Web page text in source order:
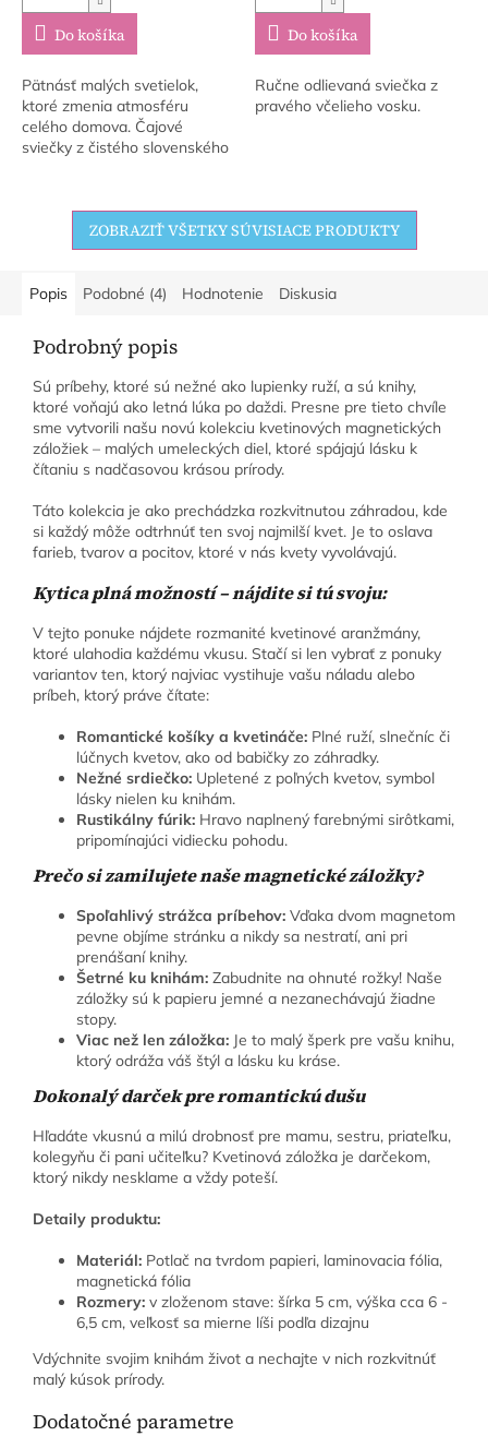
Do košíka
Pätnásť malých svetielok,
ktoré zmenia atmosféru
celého domova. Čajové
sviečky z čistého slovenského
plastu, bez kompromisov....
Do košíka
Ručne odlievaná sviečka z
pravého včelieho vosku.
ZOBRAZIŤ VŠETKY SÚVISIACE PRODUKTY
Popis Podobné (4) Hodnotenie Diskusia
Podrobný popis
Sú príbehy, ktoré sú nežné ako lupienky ruží, a sú knihy,
ktoré voňajú ako letná lúka po daždi. Presne pre tieto chvíle
sme vytvorili našu novú kolekciu kvetinových magnetických
záložiek – malých umeleckých diel, ktoré spájajú lásku k
čítaniu s nadčasovou krásou prírody.
Táto kolekcia je ako prechádzka rozkvitnutou záhradou, kde
si každý môže odtrhnúť ten svoj najmilší kvet. Je to oslava
farieb, tvarov a pocitov, ktoré v nás kvety vyvolávajú.
Kytica plná možností – nájdite si tú svoju:
V tejto ponuke nájdete rozmanité kvetinové aranžmány,
ktoré ulahodia každému vkusu. Stačí si len vybrať z ponuky
variantov ten, ktorý najviac vystihuje vašu náladu alebo
príbeh, ktorý práve čítate:
Romantické košíky a kvetináče: Plné ruží, slnečníc či
lúčnych kvetov, ako od babičky zo záhradky.
Nežné srdiečko: Upletené z poľných kvetov, symbol
lásky nielen ku knihám.
Rustikálny fúrik: Hravo naplnený farebnými sirôtkami,
pripomínajúci vidiecku pohodu.
Prečo si zamilujete naše magnetické záložky?
Spoľahlivý strážca príbehov: Vďaka dvom magnetom
pevne objíme stránku a nikdy sa nestratí, ani pri
prenášaní knihy.
Šetrné ku knihám: Zabudnite na ohnuté rožky! Naše
záložky sú k papieru jemné a nezanechávajú žiadne
stopy.
Viac než len záložka: Je to malý šperk pre vašu knihu,
ktorý odráža váš štýl a lásku ku kráse.
Dokonalý darček pre romantickú dušu
Hľadáte vkusnú a milú drobnosť pre mamu, sestru, priateľku,
kolegyňu či pani učiteľku? Kvetinová záložka je darčekom,
ktorý nikdy nesklame a vždy poteší.
Detaily produktu:
Materiál: Potlač na tvrdom papieri, laminovacia fólia,
magnetická fólia
Rozmery: v zloženom stave: šírka 5 cm, výška cca 6 -
6,5 cm, veľkosť sa mierne líši podľa dizajnu
Vdýchnite svojim knihám život a nechajte v nich rozkvitnúť
malý kúsok prírody.
Dodatočné parametre